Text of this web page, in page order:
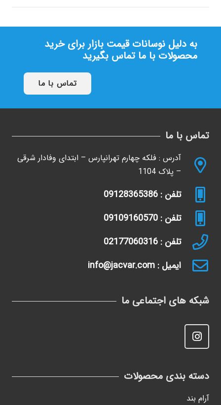
به دلیل نوسانات قیمت بازار برای خرید
محصولات با ما تماس بگیرید
تماس با ما
تماس با ما
آدرس : فلکه چهارم تهرانپارس – ابتدای وفادار شرقی
– پلاک 1104
تلفن : 09128365386
تلفن : 09109160570
تلفن : 02177060316
ایمیل : info@jacvar.com
شبکه های اجتماعی ما
دسته بندی محصولات
آرام بند